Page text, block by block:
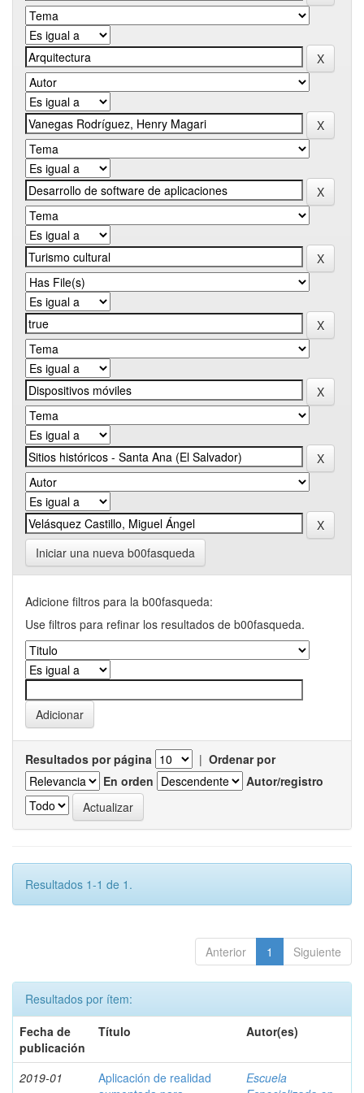
Iniciar una nueva b00fasqueda
Adicione filtros para la b00fasqueda:
Use filtros para refinar los resultados de b00fasqueda.
Resultados por página | Ordenar por
En orden
Autor/registro
Resultados 1-1 de 1.
Anterior 1 Siguiente
Resultados por ítem:
Fecha de
publicación
Título Autor(es)
2019-01
Aplicación de realidad
Escuela